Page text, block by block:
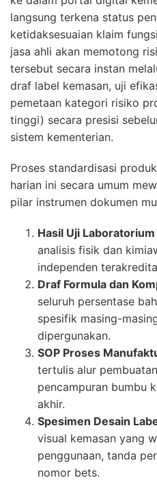
langsung terkena status
ketidaksesuaian klaim
jasa ahli akan memotong
tersebut secara instan
draf label kemasan, uji
pemetaan kategori risiko
tinggi) secara presisi
sistem kementerian.
Proses standardisasi
harian ini secara umum
pilar instrumen dokumen
Hasil Uji
analisis fisik dan
independen
Draf Formula dan
seluruh persentase
spesifik masing-
dipergunakan.
SOP Proses
tertulis alur
pencampuran bumbu
akhir.
Spesimen Desain
visual kemasan yang
penggunaan, tanda
nomor bets.